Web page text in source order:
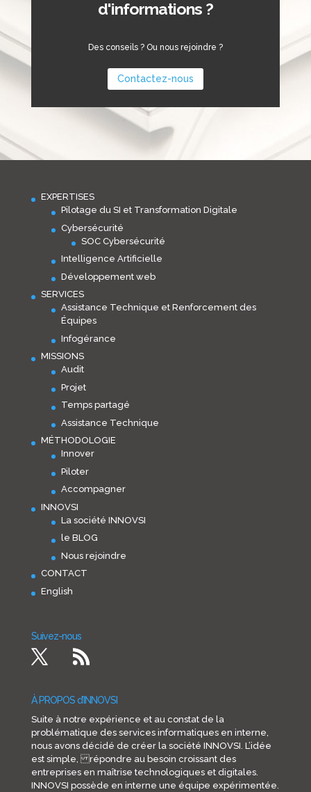
d'informations ?
Des conseils ? Ou nous rejoindre ?
Contactez-nous
EXPERTISES
Pilotage du SI et Transformation Digitale
Cybersécurité
SOC Cybersécurité
Intelligence Artificielle
Développement web
SERVICES
Assistance Technique et Renforcement des
Équipes
Infogérance
MISSIONS
Audit
Projet
Temps partagé
Assistance Technique
MÉTHODOLOGIE
Innover
Piloter
Accompagner
INNOVSI
La société INNOVSI
le BLOG
Nous rejoindre
CONTACT
English
Suivez-nous
À PROPOS d’INNOVSI
Suite à notre expérience et au constat de la
problématique des services informatiques en interne,
nous avons décidé de créer la société INNOVSI. L’idée
est simple, répondre au besoin croissant des
entreprises en maîtrise technologiques et digitales.
INNOVSI possède en interne une équipe expérimentée.